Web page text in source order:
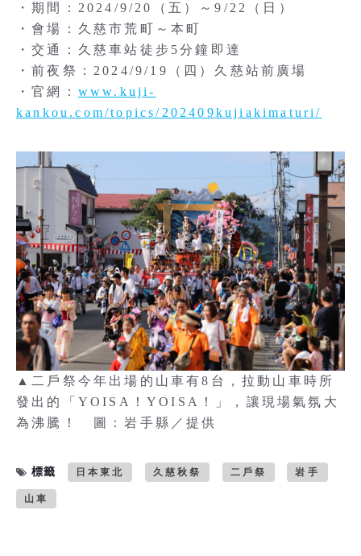
・期間：2024/9/20（五）～9/22（日）
・會場：久慈市荒町～本町
・交通：久慈車站徒步5分鐘即達
・前夜祭：2024/9/19（四）久慈站前廣場
・官網： www.kuji-
kankou.com/topics/202409kujiakimaturi/
▲二戶祭今年出場的山車有8台，拉動山車時所
發出的「YOISA！YOISA！」，讓現場氣氛大
為沸騰！ 圖：岩手縣／提供
標籤 日本東北 久慈秋祭 二戶祭 岩手
山車